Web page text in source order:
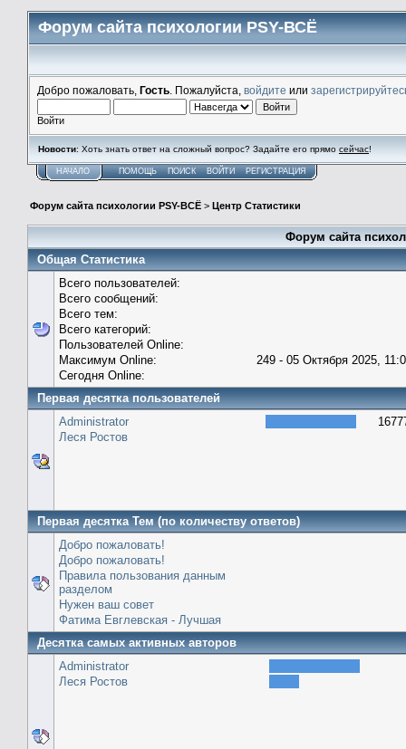
Форум сайта психологии PSY-ВСЁ
Добро пожаловать, Гость . Пожалуйста, войдите или
Войти
Новости: Хоть знать ответ на сложный вопрос? Задайте его прямо сейчас!
НАЧАЛО ПОМОЩЬ ПОИСК ВОЙТИ РЕГИСТРАЦИЯ
Форум сайта психологии PSY-ВСЁ > Центр Статистики
Форум сайта
Общая Статистика
Всего пользователей:
Всего сообщений:
Всего тем:
Всего категорий:
Пользователей Online:
Максимум Online:
249 - 05 Октября 2025,
Сегодня Online:
Первая десятка пользователей
Administrator
Леся Ростов
Первая десятка Тем (по количеству ответов)
Добро пожаловать!
Добро пожаловать!
Правила пользования данным
разделом
Нужен ваш совет
Фатима Евглевская - Лучшая
Десятка самых активных авторов
Administrator
Леся Ростов